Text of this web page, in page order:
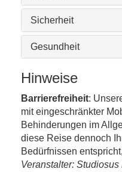
Sicherheit
Gesundheit
Hinweise
Barrierefreiheit:
mit eingeschränkter
Behinderungen im
diese Reise dennoch
Bedürfnissen
Veranstalter: